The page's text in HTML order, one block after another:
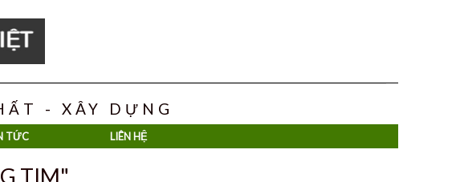
- XÂY DỰNG
TỨC LIÊN HỆ
TIM"